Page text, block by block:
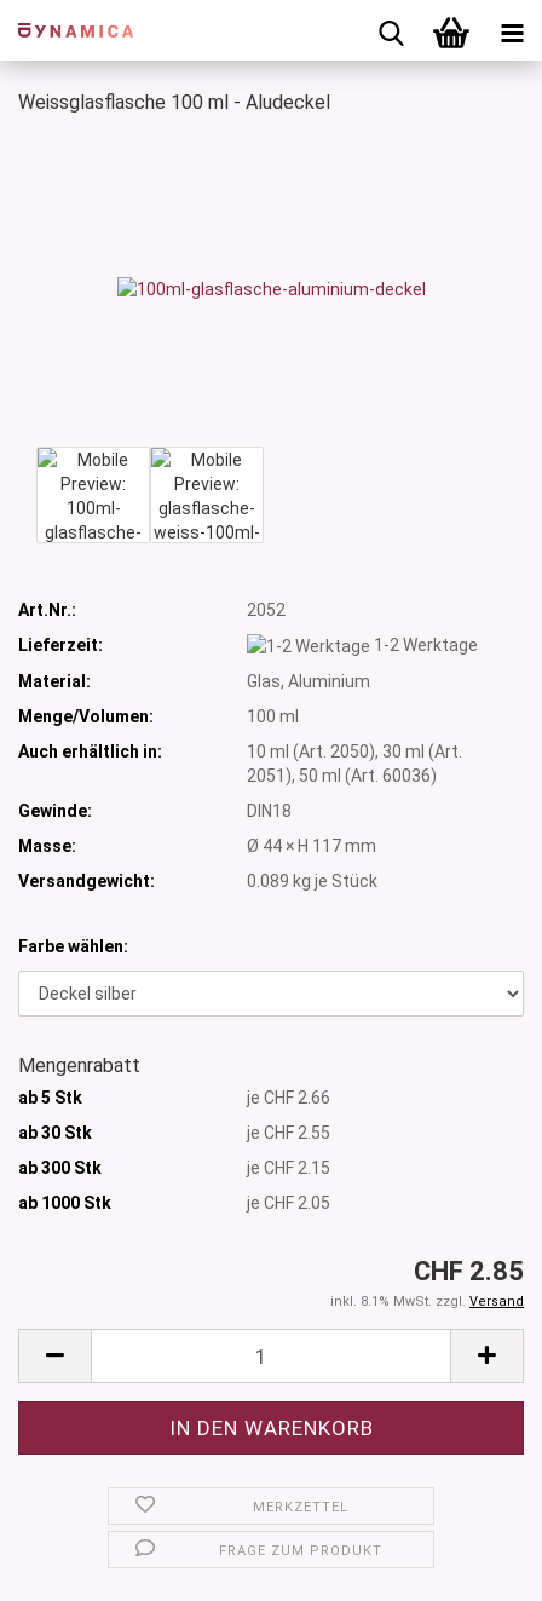
Weissglasflasche 100 ml - Aludeckel
Art.Nr.:
2052
Lieferzeit:
1-2 Werktage
Material:
Glas, Aluminium
Menge/Volumen:
100 ml
Auch erhältlich in:
10 ml (Art. 2050), 30 ml (Art.
2051), 50 ml (Art. 60036)
Gewinde:
DIN18
Masse:
Ø 44 × H 117 mm
Versandgewicht:
0.089 kg je Stück
Farbe wählen:
Mengenrabatt
ab 5 Stk
je CHF 2.66
ab 30 Stk
je CHF 2.55
ab 300 Stk
je CHF 2.15
ab 1000 Stk je CHF 2.05
CHF 2.85
inkl. 8.1% MwSt. zzgl. Versand
MERKZETTEL
FRAGE ZUM PRODUKT